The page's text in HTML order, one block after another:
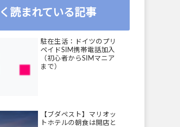
読まれている記事
駐在生活：ドイツのプリ
ペイドSIM携帯電話加入
（初心者からSIMマニア
まで）
【ブダペスト】マリオッ
トホテルの朝食は開店と